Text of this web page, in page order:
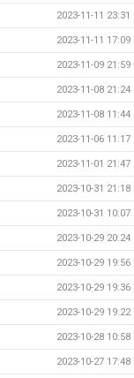
2023-11-11 23:31
2023-11-11 17:09
2023-11-09 21:59
2023-11-08 21:24
2023-11-08 11:44
2023-11-06 11:17
2023-11-01 21:47
2023-10-31 21:18
2023-10-31 10:07
2023-10-29 20:24
2023-10-29 19:56
2023-10-29 19:36
2023-10-29 19:22
2023-10-28 10:58
2023-10-27 17:48